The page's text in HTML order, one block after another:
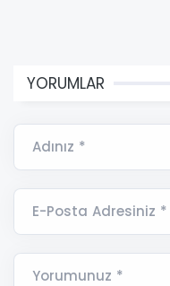
YORUMLAR
Adınız *
E-Posta Adresiniz *
Yorumunuz *